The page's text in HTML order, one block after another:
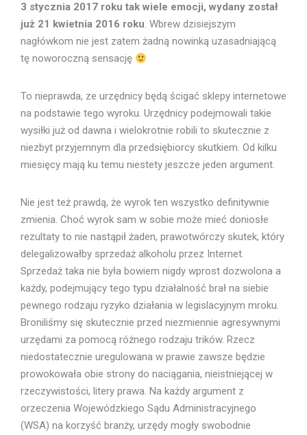
3 stycznia 2017 roku tak wiele emocji, wydany został
już 21 kwietnia 2016 roku. Wbrew dzisiejszym
nagłówkom nie jest zatem żadną nowinką uzasadniającą
tę noworoczną sensację
To nieprawda, ze urzędnicy będą ścigać sklepy internetowe
na podstawie tego wyroku. Urzędnicy podejmowali takie
wysiłki już od dawna i wielokrotnie robili to skutecznie z
niezbyt przyjemnym dla przedsiębiorcy skutkiem. Od kilku
miesięcy mają ku temu niestety jeszcze jeden argument.
Nie jest też prawdą, że wyrok ten wszystko definitywnie
zmienia. Choć wyrok sam w sobie może mieć doniosłe
rezultaty to nie nastąpił żaden, prawotwórczy skutek, który
delegalizowałby sprzedaż alkoholu przez Internet.
Sprzedaż taka nie była bowiem nigdy wprost dozwolona a
każdy, podejmujący tego typu działalność brał na siebie
pewnego rodzaju ryzyko działania w legislacyjnym mroku.
Broniliśmy się skutecznie przed niezmiennie agresywnymi
urzędami za pomocą różnego rodzaju trików. Rzecz
niedostatecznie uregulowana w prawie zawsze będzie
prowokowała obie strony do naciągania, nieistniejącej w
rzeczywistości, litery prawa. Na każdy argument z
orzeczenia Wojewódzkiego Sądu Administracyjnego
(WSA) na korzyść branży, urzędy mogły swobodnie